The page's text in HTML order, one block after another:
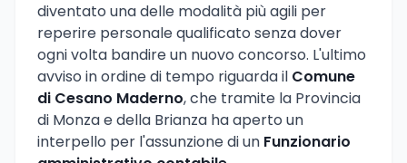
diventato una delle modalità più agili per
reperire personale qualificato senza dover
ogni volta bandire un nuovo concorso. L'ultimo
avviso in ordine di tempo riguarda il Comune
di Cesano Maderno, che tramite la Provincia
di Monza e della Brianza ha aperto un
interpello per l'assunzione di un Funzionario